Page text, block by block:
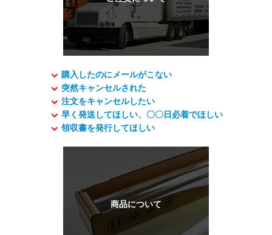
購入したのにメールがこない
突然キャンセルされた
注文をキャンセルしたい
早く発送してほしい、〇〇日必着でほしい
領収書を発行してほしい